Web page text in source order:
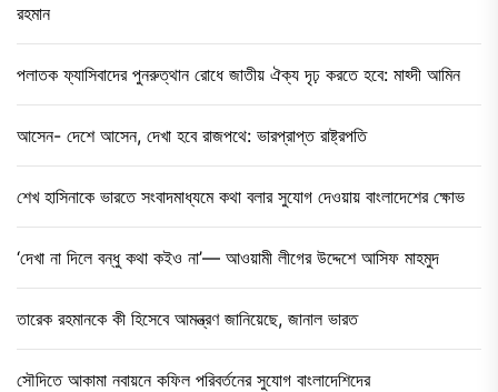
রহমান
পলাতক ফ্যাসিবাদের পুনরুত্থান রোধে জাতীয় ঐক্য দৃঢ় করতে হবে: মাহ্দী আমিন
আসেন- দেশে আসেন, দেখা হবে রাজপথে: ভারপ্রাপ্ত রাষ্ট্রপতি
শেখ হাসিনাকে ভারতে সংবাদমাধ্যমে কথা বলার সুযোগ দেওয়ায় বাংলাদেশের ক্ষোভ
‘দেখা না দিলে বন্ধু কথা কইও না’— আওয়ামী লীগের উদ্দেশে আসিফ মাহমুদ
তারেক রহমানকে কী হিসেবে আমন্ত্রণ জানিয়েছে, জানাল ভারত
সৌদিতে আকামা নবায়নে কফিল পরিবর্তনের সুযোগ বাংলাদেশিদের